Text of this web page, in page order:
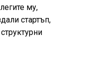
му,
стартъп,